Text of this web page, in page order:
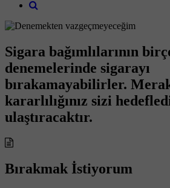
Sigara bağımlılarının
denemelerinde sigarayı
bırakamayabilirler.
kararlılığınız sizi
ulaştıracaktır.
Bırakmak İstiyorum